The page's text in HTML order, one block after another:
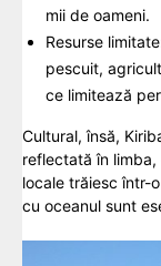
mii de oameni.
Resurse
pescuit,
ce limitează
Cultural, însă,
reflectată în
locale trăiesc într-
cu oceanul sunt